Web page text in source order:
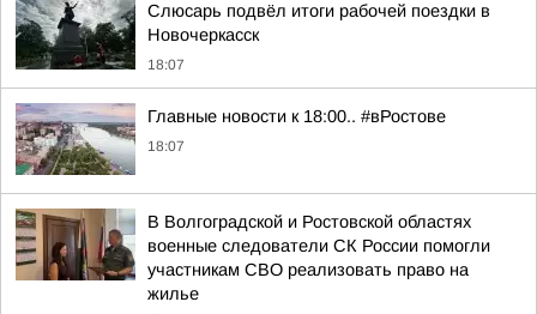
Слюсарь подвёл итоги рабочей поездки в
Новочеркасск
18:07
Главные новости к 18:00.. #вРостове
18:07
В Волгоградской и Ростовской областях
военные следователи СК России помогли
участникам СВО реализовать право на
жилье